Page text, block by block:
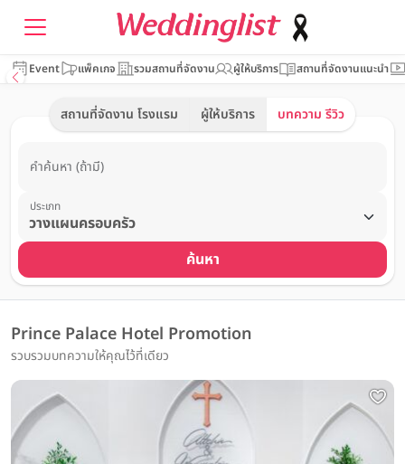
Event แพ็คเกจ รวมสถานที่จัดงาน ผู้ให้บริการ สถานที่จัดงานแนะนำ
สถานที่จัดงาน โรงแรม ผู้ให้บริการ บทความ รีวิว
คำค้นหา (ถ้ามี)
ประเภท
ค้นหา
Prince Palace Hotel Promotion
รวบรวมบทความให้คุณไว้ที่เดียว